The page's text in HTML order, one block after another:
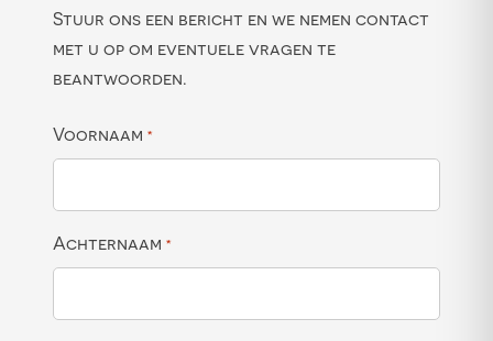
Stuur ons een bericht en we nemen contact
met u op om eventuele vragen te
beantwoorden.
Voornaam *
Achternaam *